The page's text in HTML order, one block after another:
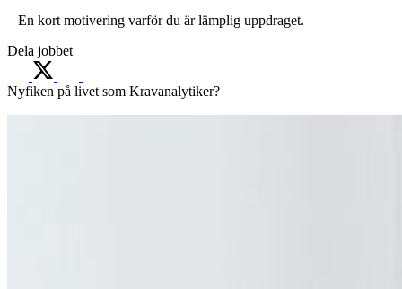
– En kort motivering varför du är lämplig uppdraget.
Dela jobbet
Nyfiken på livet som Kravanalytiker?